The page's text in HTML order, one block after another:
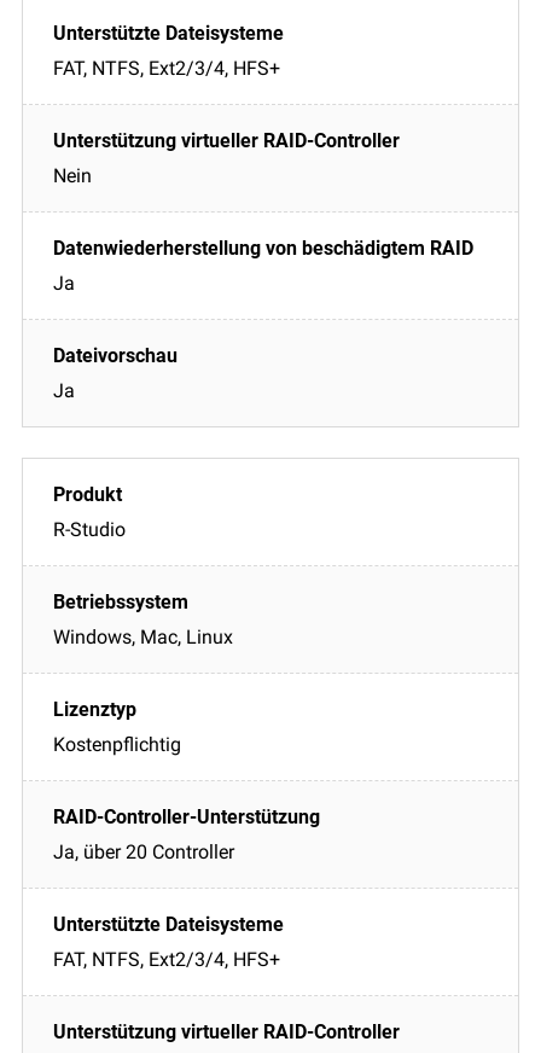
FAT, NTFS, Ext2/3/4, HFS+
Nein
Ja
Ja
R-Studio
Windows, Mac, Linux
Kostenpflichtig
Ja, über 20 Controller
FAT, NTFS, Ext2/3/4, HFS+